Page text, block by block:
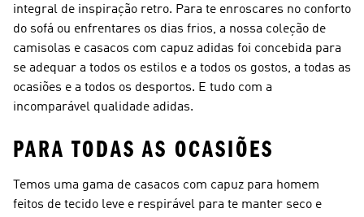
integral de inspiração retro. Para te enroscares no conforto
do sofá ou enfrentares os dias frios, a nossa coleção de
camisolas e casacos com capuz adidas foi concebida para
se adequar a todos os estilos e a todos os gostos, a todas as
ocasiões e a todos os desportos. E tudo com a
incomparável qualidade adidas.
PARA TODAS AS OCASIÕES
Temos uma gama de casacos com capuz para homem
feitos de tecido leve e respirável para te manter seco e